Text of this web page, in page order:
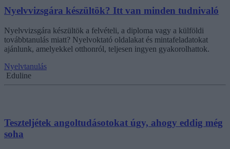
Nyelvvizsgára készültök? Itt van minden tudnivaló
Nyelvvizsgára készültök a felvételi, a diploma vagy a külföldi
továbbtanulás miatt? Nyelvoktató oldalakat és mintafeladatokat
ajánlunk, amelyekkel otthonról, teljesen ingyen gyakorolhattok.
Nyelvtanulás
Eduline
Teszteljétek angoltudásotokat úgy, ahogy eddig még
soha